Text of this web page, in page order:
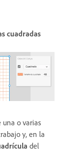
cuadradas
una o varias
y, en la
del